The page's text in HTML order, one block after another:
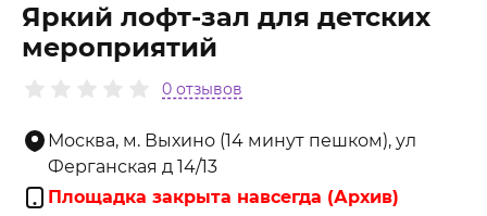
Яркий лофт-зал для детских
мероприятий
0 отзывов
Москва, м. Выхино (14 минут пешком), ул
Ферганская д 14/13
Площадка закрыта навсегда (Архив)